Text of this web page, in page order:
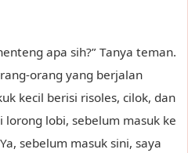
apa sih?” Tanya teman.
orang yang berjalan
kecil berisi risoles, cilok, dan
lorong lobi, sebelum masuk ke
sebelum masuk sini, saya